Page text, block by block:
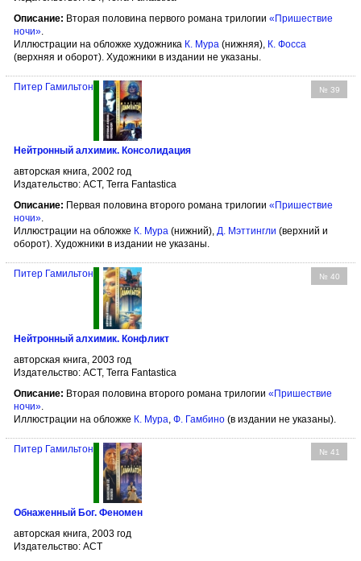
Описание: Вторая половина первого романа трилогии «Пришествие
ночи».
Иллюстрации на обложке художника К. Мура (нижняя), К. Фосса
(верхняя и оборот). Художники в издании не указаны.
№ 39
Питер Гамильтон
Нейтронный алхимик. Консолидация
авторская книга, 2002 год
Издательство: АСТ, Terra Fantastica
Описание: Первая половина второго романа трилогии «Пришествие
ночи»
Иллюстрации на обложке К. Мура (нижний), Д. Мэттингли (верхний и
оборот). Художники в издании не указаны.
№ 40
Питер Гамильтон
Нейтронный алхимик. Конфликт
авторская книга, 2003 год
Издательство: АСТ, Terra Fantastica
Описание: Вторая половина второго романа трилогии «Пришествие
ночи».
Иллюстрации на обложке К. Мура, Ф. Гамбино (в издании не указаны).
№ 41
Питер Гамильтон
Обнаженный Бог. Феномен
авторская книга, 2003 год
Издательство: АСТ